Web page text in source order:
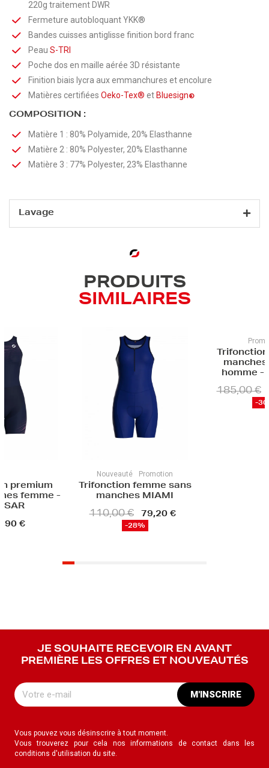
220g traitement DWR
Fermeture autobloquant YKK®
Bandes cuisses antiglisse finition bord franc
Peau S-TRI
Poche dos en maille aérée 3D résistante
Finition biais lycra aux emmanchures et encolure
Matières certifiées Oeko-Tex® et Bluesign®
COMPOSITION :
Matière 1 : 80% Polyamide, 20% Elasthanne
Matière 2 : 80% Polyester, 20% Elasthanne
Matière 3 : 77% Polyester, 23% Elasthanne
Lavage
PRODUITS
SIMILAIRES
femme sans
MIAMI
-28%
Promotion
Trifonction premium
manches courtes
homme - ENDURA
185,00 €
-30%
JE SOUHAITE RECEVOIR EN AVANT
PREMIÈRE LES OFFRES ET NOUVEAUTÉS
M'INSCRIRE
Vous pouvez vous désinscrire à tout moment.
Vous trouverez pour cela nos informations de contact dans les
conditions d'utilisation du site.